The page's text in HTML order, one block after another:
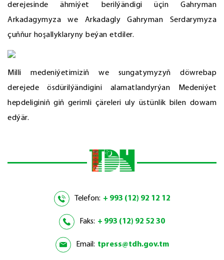
derejesinde ähmiýet berilýändigi üçin Gahryman
Arkadagymyza we Arkadagly Gahryman Serdarymyza
çuňňur hoşallyklaryny beýan etdiler.
Milli medeniýetimiziň we sungatymyzyň döwrebap
derejede ösdürilýändigini alamatlandyrýan Medeniýet
hepdeliginiň giň gerimli çäreleri uly üstünlik bilen dowam
edýär.
Telefon: + 993 (12) 92 12 12
Faks: + 993 (12) 92 52 30
Email: tpress@tdh.gov.tm